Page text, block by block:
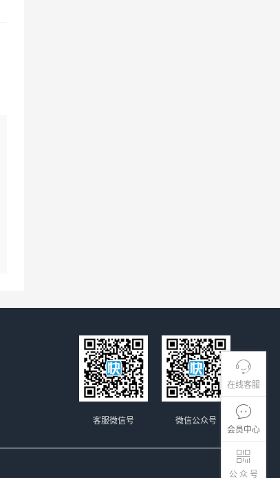
在线客服
会员中心
公 众 号
微信公众号
客服微信号